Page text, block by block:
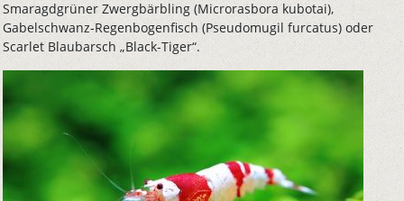
Smaragdgrüner Zwergbärbling (Microrasbora kubotai),
Gabelschwanz-Regenbogenfisch (Pseudomugil furcatus) oder
Scarlet Blaubarsch „Black-Tiger“.